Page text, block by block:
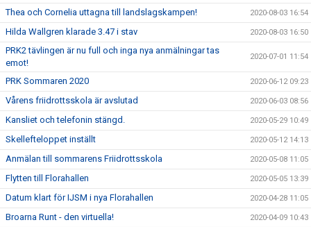
Thea och Cornelia uttagna till landslagskampen! 2020-08-03 16:54
Hilda Wallgren klarade 3.47 i stav 2020-08-03 16:50
PRK2 tävlingen är nu full och inga nya anmälningar tas
emot!
2020-07-01 11:54
PRK Sommaren 2020 2020-06-12 09:23
Vårens friidrottsskola är avslutad 2020-06-03 08:56
Kansliet och telefonin stängd. 2020-05-29 10:49
Skellefteloppet inställt 2020-05-12 14:13
Anmälan till sommarens Friidrottsskola 2020-05-08 11:05
Flytten till Florahallen 2020-05-05 13:39
Datum klart för IJSM i nya Florahallen 2020-04-28 11:05
Broarna Runt - den virtuella! 2020-04-09 10:43